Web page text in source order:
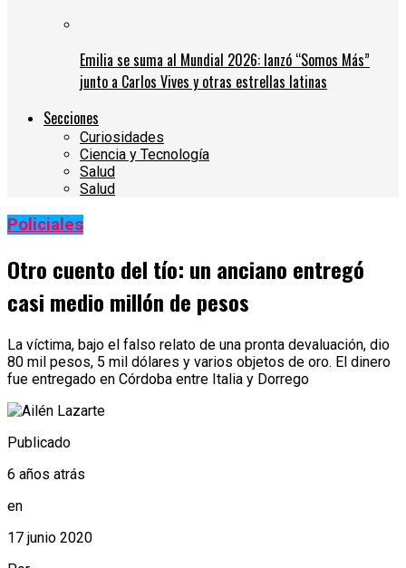
Emilia se suma al Mundial 2026: lanzó “Somos Más”
junto a Carlos Vives y otras estrellas latinas
Secciones
Curiosidades
Ciencia y Tecnología
Salud
Salud
Policiales
Otro cuento del tío: un anciano entregó
casi medio millón de pesos
La víctima, bajo el falso relato de una pronta devaluación, dio
80 mil pesos, 5 mil dólares y varios objetos de oro. El dinero
fue entregado en Córdoba entre Italia y Dorrego
Publicado
6 años atrás
en
17 junio 2020